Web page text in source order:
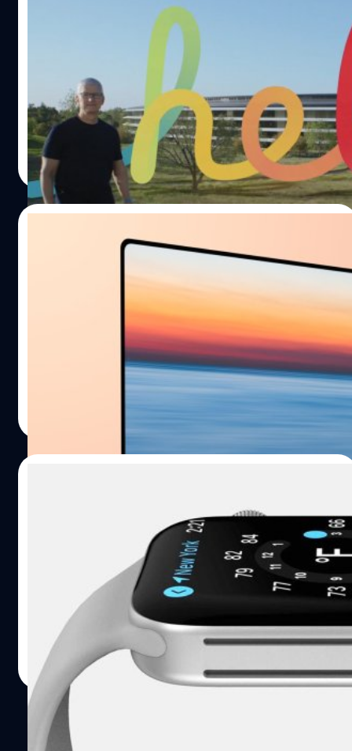
ขนาดจอให้ใหญ่ขึ้นและขอบจอให้บางลงได้ และเปลี่ยนแปลง
Gurman คาด Apple จัดงานเปิดตัวหลาย
มีรายงานว่าในช่วงฤดูใบไม้ร่วงนี้ แอปเปิ้ล (Apple) จะมีการจัด
งานเปิดตัวหลายงานด้วยกัน ตั้งแต่งานเปิดตัว iPhone, Apple
Watch, AirPods, iPad mini, จนไปถึง MacBook Pro ดีไซน์
ใหม่ มาร์ก เกอร์แมน (Mark Gurman) แห่งบลูมเบิร์ก
(Bloomberg) ได้รายงานในจดหมายข่าวประจำสัปดาห์
Power On ของเขาว่า ในปีนี้จะมีการจัดงานย่อย ๆ หลาย ๆ
งานคล้ายกับปีที่แล้ว และคาดว่างานแรกที่จะเปิดตัวเลยนั้นคือ
งานเปิดตัว iPhone 13 ในเดือนกันยายนที่นี้ ที่เลื่อนกลับมาจาก
ปีที่แล้วที่จัดในเดือนตุลาคมเนื่องจากวิกฤตโควิด-19 นอกจาก
iPhone 13 แล้ว ก็คาดว่าจะมีการเปิดตัว Apple Watch Series
7, AirPods 3, และ iPad mini ด้วยเช่นกัน รวมถึงในเดือน
พฤศจิกายนจะมีการเปิดตัว MacBook Pro ดีไซน์ใหม่…
ศุภกานต์ เหล่ารัตนกุล| 1816 days ago
Read More
โผล่ Mac และ Apple Watch รุ่นใหม่บนฐาน
ข้อมูล EEC คาดเตรียมเปิดตัวปลายปีนี้
ล่าสุดมีรายงานพบข้อมูลลงทะเบียนในฐานข้อมูล Eurasian
Economic Commission (EEC) ทั้ง Mac และ Apple Watch
หลาย ๆ โมเดล ที่คาดจะมีการเปิดตัวในช่วงปลายปีที่จะถึงนี้
ศุภกานต์ เหล่ารัตนกุล| 1829 days ago
Apple Watch รุ่นปี 2022 อาจติดตั้งเซนเซอร์
วัดอุณหภูมิร่างกาย
Bloomberg ได้รายงานว่า Apple Watch รุ่นที่จะเปิดตัวในปี
2022 หรือที่เรียกอย่างไม่เป็นทางการว่า Apple Watch Series
8 จะได้รับการพัฒนาเซนเซอร์ในหลายด้าน
ปรีดี ฤกษ์วลีกุล| 1878 days ago
Read More